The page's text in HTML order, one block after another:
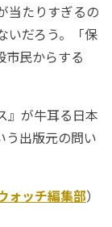
当たりすぎるの
いだろう。「保
市民からする
』が牛耳る日本
う出版元の問い
ォッチ編集部）